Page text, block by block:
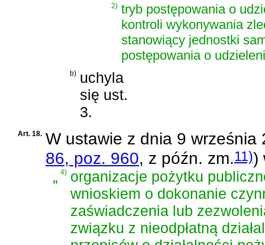
2) tryb postępowania o
kontroli wykonywania
stanowiący jednostki
postępowania o
b) uchyla
się ust.
3.
Art. 18. W ustawie z dnia 9 września
86, poz. 960, z późn. zm.11))
„4) organizacje pożytku
wnioskiem o dokonanie
zaświadczenia lub
związku z nieodpłatną